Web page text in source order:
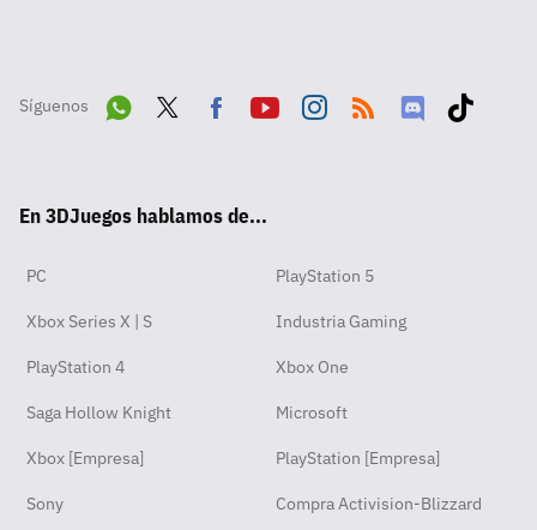
Síguenos
pp
ok
En 3DJuegos hablamos de...
PC PlayStation 5
Xbox Series X | S Industria Gaming
PlayStation 4 Xbox One
Saga Hollow Knight Microsoft
Xbox [Empresa] PlayStation [Empresa]
Sony Compra Activision-Blizzard